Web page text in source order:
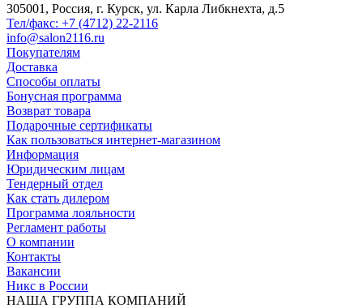
305001, Россия, г. Курск, ул. Карла Либкнехта, д.5
Тел/факс: +7 (4712) 22-2116
info@salon2116.ru
Покупателям
Доставка
Способы оплаты
Бонусная программа
Возврат товара
Подарочные сертификаты
Как пользоваться интернет-магазином
Информация
Юридическим лицам
Тендерный отдел
Как стать дилером
Программа лояльности
Регламент работы
О компании
Контакты
Вакансии
Никс в России
НАША ГРУППА КОМПАНИЙ